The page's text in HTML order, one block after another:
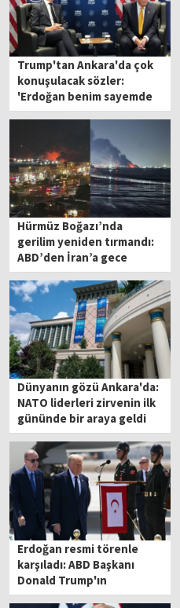
Trump'tan Ankara'da çok
konuşulacak sözler:
'Erdoğan benim sayemde
savaşa girmedi''
Hürmüz Boğazı’nda
gerilim yeniden tırmandı:
ABD’den İran’a gece
saldırısı
Dünyanın gözü Ankara'da:
NATO liderleri zirvenin ilk
gününde bir araya geldi
Erdoğan resmi törenle
karşıladı: ABD Başkanı
Donald Trump'ın
Ankara'da